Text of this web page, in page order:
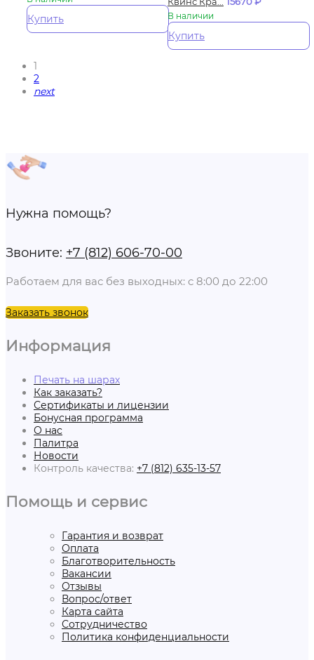
Купить В наличии
Купить
1
2
next
Нужна помощь?
Звоните: +7 (812) 606-70-00
Работаем для вас без выходных: с 8:00 до 22:00
Заказать звонок
Информация
Печать на шарах
Как заказать?
Сертификаты и лицензии
Бонусная программа
О нас
Палитра
Новости
Контроль качества: +7 (812) 635-13-57
Помощь и сервис
Гарантия и возврат
Оплата
Благотворительность
Вакансии
Отзывы
Вопрос/ответ
Карта сайта
Сотрудничество
Политика конфиденциальности